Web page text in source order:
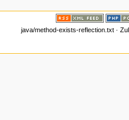
java/method-exists-reflection.txt ·